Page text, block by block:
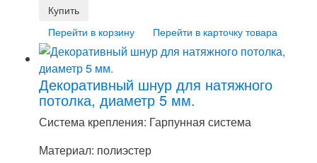
Перейти в корзину Перейти в карточку товара
Декоративный шнур для натяжного
потолка, диаметр 5 мм.
Система крепления: Гарпунная система
Материал: полиэстер